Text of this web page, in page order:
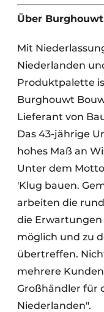
Über Burghouwt
Mit
Niederlanden
Produktpalette
Burghouwt
Lieferant von
Das 43-jährige
hohes Maß an
Unter dem Motto
'Klug bauen.
arbeiten die
die Erwartungen
möglich und zu
übertreffen.
mehrere
Großhändler für
Niederlanden".